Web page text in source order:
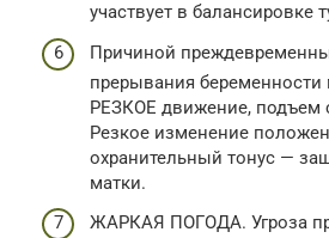
участвует в балансировке
Причиной
прерывания беременности
РЕЗКОЕ движение, подъем
Резкое изменение
охранительный тонус —
матки.
ЖАРКАЯ ПОГОДА. Угроза